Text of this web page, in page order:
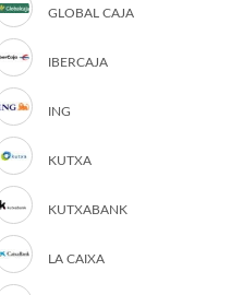
GLOBAL CAJA
IBERCAJA
ING
KUTXA
KUTXABANK
LA CAIXA